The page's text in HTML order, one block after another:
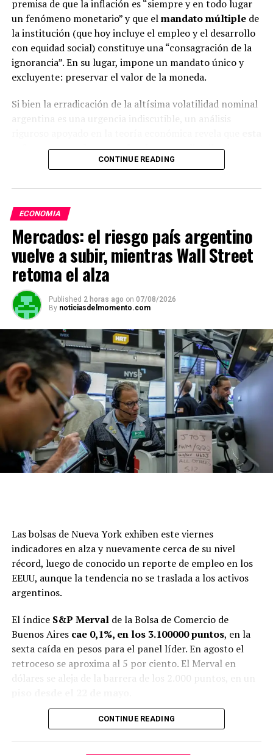
ADVERTISEMENT
W
h
at
A
p
p
F
a
ce
b
o
o
k
X T
el
e
gr
a
m
G
m
ail
C
o
py
Li
n
k
C
o
m
p
ar
tir
premisa de que la inflación es “siempre y en todo lugar
un fenómeno monetario” y que elmandato múltiple de
la institución (que hoy incluye el empleo y el desarrollo
con equidad social) constituye una “consagración de la
ignorancia”. En su lugar, impone un mandato único y
excluyente: preservar el valor de la moneda.
Si bien la erradicación de la altísima volatilidad nominal
argentina es una urgencia indiscutible, un análisis
reforma esconde un profundo sesgo distributivo:
promete estabilidad, pero a costa de
del salario real y del empleo, fundamentalmente
para los sectores de menores ingresos
ADVERTISEMENT
El proyecto asume que estabilizar los precios es un acto
puramente técnico y aséptico. Sin embargo, desarrollos
recientes en la frontera del
y Yared (2024, 2026) o Ravenna y Walsh (2025)),
demuestran formalmente que la política monetaria es,
por definición, una política distributiva.
Por ejemplo, aun cuando Afrouzi, Halac, Rogoff y Yared
Banco Central y la fijación de compromisos
inflacionarios, su trabajo demuestra que una autoridad
CONTINUE READING
ECONOMIA
Mercados: el riesgo país argentino
vuelve a subir, mientras Wall Street
retoma el alza
Published 2 horas ago on 07/08/2026
By noticiasdelmomento.com
Las bolsas de Nueva York exhiben este viernes
indicadores en alza y nuevamente cerca de su nivel
récord, luego de conocido un reporte de empleo en los
EEUU, aunque la tendencia no se traslada a los activos
argentinos.
El índice S&P Merval de la Bolsa de Comercio de
Buenos Aires cae 0,1%, en los 3.100000 puntos, en la
sexta caída en pesos para el panel líder. En agosto el
retroceso se aproxima al 5 por ciento. El Merval en
dólares se aleja de la barrera de los 2.000 puntos, en un
CONTINUE READING